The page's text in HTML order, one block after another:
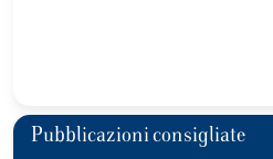
Pubblicazioni consigliate